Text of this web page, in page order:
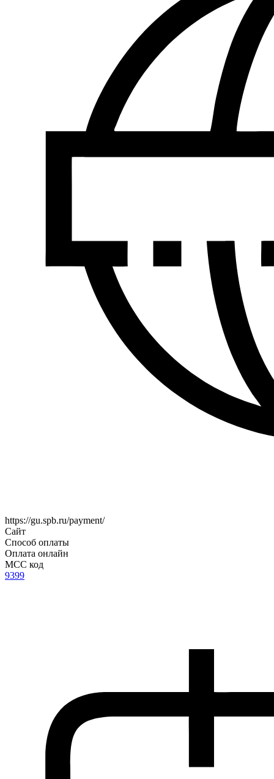
https://gu.spb.ru/payment/
Сайт
Способ оплаты
Оплата онлайн
MCC код
9399